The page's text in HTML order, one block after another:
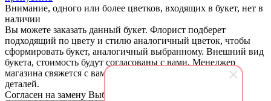
Внимание, одного или более цветков, входящих в букет, нет в
наличии
Вы можете заказать данный букет. Флорист подберет
подходящий по цвету и стилю аналогичный цветок, чтобы
сформировать букет, аналогичный выбранному. Внешний вид
букета, стоимость будут согласованы с вами. Менеджер
магазина свяжется с вами для согласования и уточнения
деталей.
Согласен на замену Выбрать другой букет